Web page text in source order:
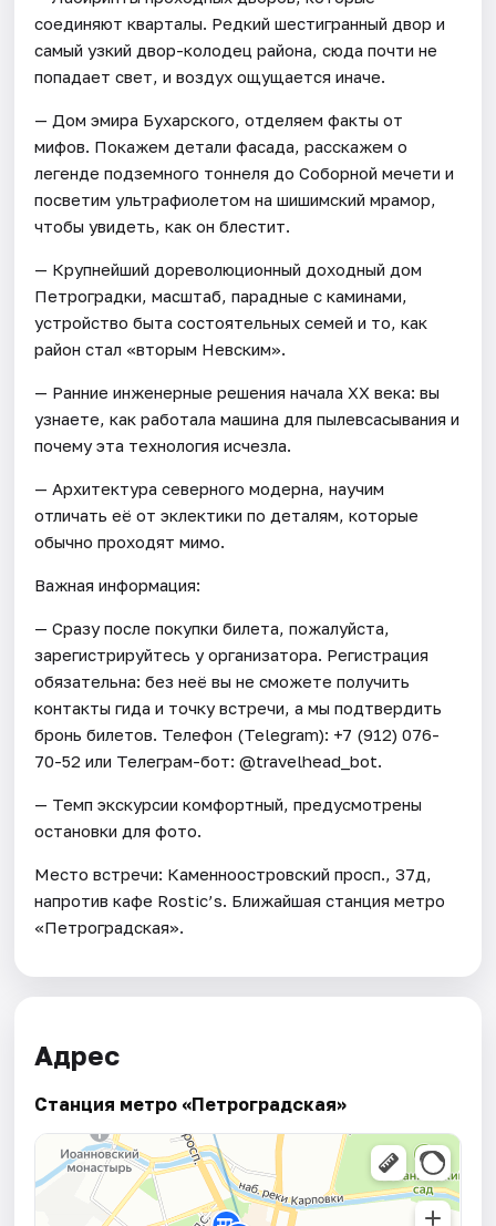
соединяют кварталы. Редкий шестигранный двор и
самый узкий двор-колодец района, сюда почти не
попадает свет, и воздух ощущается иначе.
— Дом эмира Бухарского, отделяем факты от
мифов. Покажем детали фасада, расскажем о
легенде подземного тоннеля до Соборной мечети и
посветим ультрафиолетом на шишимский мрамор,
чтобы увидеть, как он блестит.
— Крупнейший дореволюционный доходный дом
Петроградки, масштаб, парадные с каминами,
устройство быта состоятельных семей и то, как
район стал «вторым Невским».
— Ранние инженерные решения начала XX века: вы
узнаете, как работала машина для пылевсасывания и
почему эта технология исчезла.
— Архитектура северного модерна, научим
отличать её от эклектики по деталям, которые
обычно проходят мимо.
Важная информация:
— Сразу после покупки билета, пожалуйста,
зарегистрируйтесь у организатора. Регистрация
обязательна: без неё вы не сможете получить
контакты гида и точку встречи, а мы подтвердить
бронь билетов. Телефон (Telegram): +7 (912) 076-
70-52 или Телеграм-бот: @travelhead_bot.
— Темп экскурсии комфортный, предусмотрены
остановки для фото.
Место встречи: Каменноостровский просп., 37д,
напротив кафе Rostic’s. Ближайшая станция метро
«Петроградская».
Адрес
Станция метро «Петроградская»